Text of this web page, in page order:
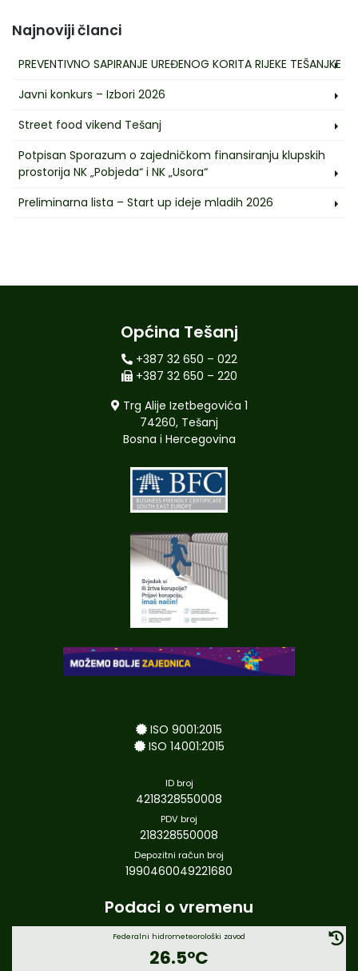
Najnoviji članci
PREVENTIVNO SAPIRANJE UREĐENOG KORITA RIJEKE TEŠANJKE
Javni konkurs – Izbori 2026
Street food vikend Tešanj
Potpisan Sporazum o zajedničkom finansiranju klupskih
prostorija NK „Pobjeda“ i NK „Usora“
Preliminarna lista – Start up ideje mladih 2026
Općina Tešanj
+387 32 650 – 022
+387 32 650 – 220
Trg Alije Izetbegovića 1
74260, Tešanj
Bosna i Hercegovina
ISO 9001:2015
ISO 14001:2015
ID broj
4218328550008
PDV broj
218328550008
Depozitni račun broj
1990460049221680
Podaci o vremenu
Federalni hidrometeorološki zavod
26.5°C